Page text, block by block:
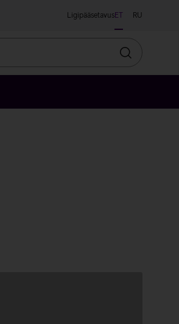
LigipääsetavusET RU
Otsin